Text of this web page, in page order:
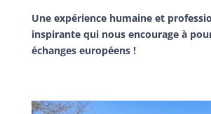
Une expérience humaine et
inspirante qui nous encourage à
échanges européens !